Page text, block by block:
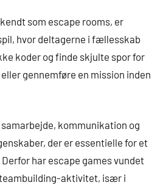
som escape rooms, er
hvor deltagerne i fællesskab
koder og finde skjulte spor for
gennemføre en mission inden
kommunikation og
der er essentielle for et
har escape games vundet
aktivitet, især i